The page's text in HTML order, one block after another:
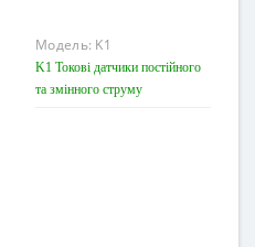
Модель: K1
K1 Токові датчики постійного
та змінного струму